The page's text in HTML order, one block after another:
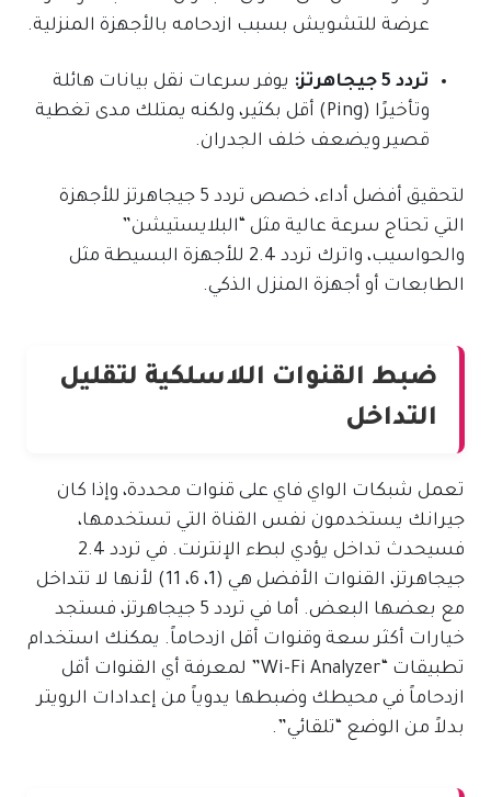
عرضة للتشويش بسبب ازدحامه بالأجهزة المنزلية.
تردد 5 جيجاهرتز:
يوفر سرعات نقل بيانات هائلة
وتأخيرًا (Ping) أقل بكثير، ولكنه يمتلك مدى تغطية
قصير ويضعف خلف الجدران.
لتحقيق أفضل أداء، خصص تردد 5 جيجاهرتز للأجهزة
التي تحتاج سرعة عالية مثل “البلايستيشن”
والحواسيب، واترك تردد 2.4 للأجهزة البسيطة مثل
الطابعات أو أجهزة المنزل الذكي.
ضبط القنوات اللاسلكية لتقليل
التداخل
تعمل شبكات الواي فاي على قنوات محددة، وإذا كان
جيرانك يستخدمون نفس القناة التي تستخدمها،
فسيحدث تداخل يؤدي لبطء الإنترنت. في تردد 2.4
جيجاهرتز، القنوات الأفضل هي (1، 6، 11) لأنها لا تتداخل
مع بعضها البعض. أما في تردد 5 جيجاهرتز، فستجد
خيارات أكثر سعة وقنوات أقل ازدحاماً. يمكنك استخدام
تطبيقات “Wi-Fi Analyzer” لمعرفة أي القنوات أقل
ازدحاماً في محيطك وضبطها يدوياً من إعدادات الرويتر
بدلاً من الوضع “تلقائي”.